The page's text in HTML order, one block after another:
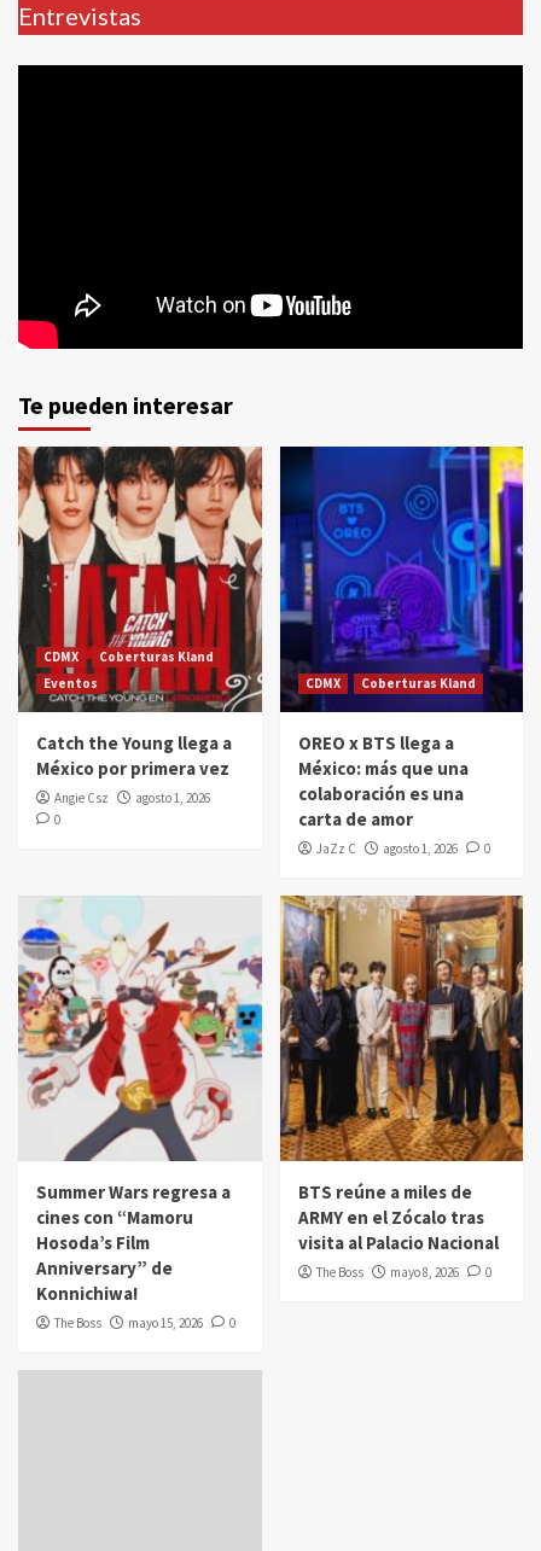
Entrevistas
Te pueden interesar
CDMX
Coberturas Kland
Eventos
Catch the Young llega a
México por primera vez
Angie Csz
agosto 1, 2026
0
CDMX Coberturas Kland
OREO x BTS llega a
México: más que una
colaboración es una
carta de amor
JaZz C agosto 1, 2026 0
Summer Wars regresa a
cines con “Mamoru
Hosoda’s Film
Anniversary” de
Konnichiwa!
The Boss mayo 15, 2026 0
BTS reúne a miles de
ARMY en el Zócalo tras
visita al Palacio Nacional
The Boss mayo 8, 2026 0